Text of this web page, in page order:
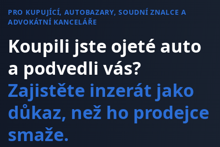
PRO KUPUJÍCÍ, AUTOBAZARY, SOUDNÍ ZNALCE A
ADVOKÁTNÍ KANCELÁŘE
Koupili jste ojeté auto
a podvedli vás?
Zajistěte inzerát jako
důkaz, než ho prodejce
smaže.